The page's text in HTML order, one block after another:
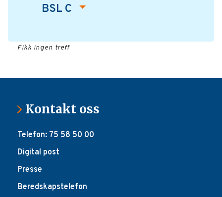
BSL C
Fikk ingen treff
Kontakt oss
Telefon: 75 58 50 00
Digital post
Presse
Beredskapstelefon